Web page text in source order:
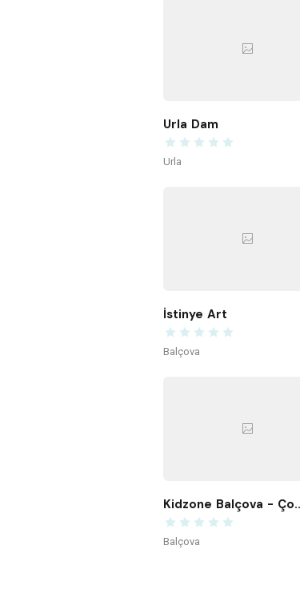
Urla Dam
Urla
İstinye Art
Balçova
Kidzone Balçova -
Balçova